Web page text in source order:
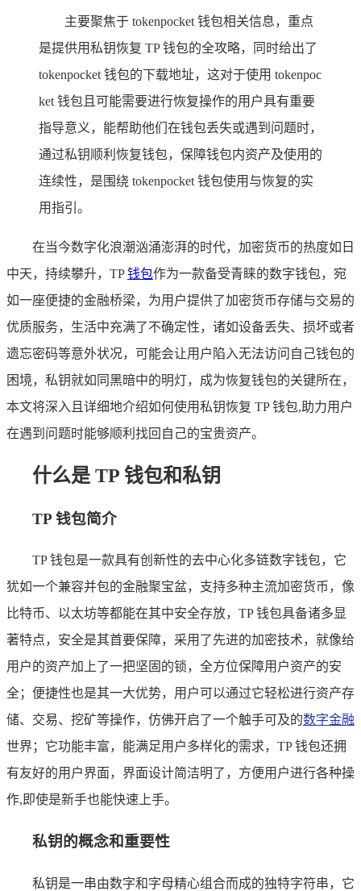
主要聚焦于 tokenpocket 钱包相关信息，重点
是提供用私钥恢复 TP 钱包的全攻略，同时给出了
tokenpocket 钱包的下载地址，这对于使用 tokenpoc
ket 钱包且可能需要进行恢复操作的用户具有重要
指导意义，能帮助他们在钱包丢失或遇到问题时，
通过私钥顺利恢复钱包，保障钱包内资产及使用的
连续性，是围绕 tokenpocket 钱包使用与恢复的实
用指引。
在当今数字化浪潮汹涌澎湃的时代，加密货币的热度如日
中天，持续攀升，TP钱包作为一款备受青睐的数字钱包，宛
如一座便捷的金融桥梁，为用户提供了加密货币存储与交易的
优质服务，生活中充满了不确定性，诸如设备丢失、损坏或者
遗忘密码等意外状况，可能会让用户陷入无法访问自己钱包的
困境，私钥就如同黑暗中的明灯，成为恢复钱包的关键所在，
本文将深入且详细地介绍如何使用私钥恢复 TP 钱包,助力用户
在遇到问题时能够顺利找回自己的宝贵资产。
什么是 TP 钱包和私钥
TP 钱包简介
TP 钱包是一款具有创新性的去中心化多链数字钱包，它
犹如一个兼容并包的金融聚宝盆，支持多种主流加密货币，像
比特币、以太坊等都能在其中安全存放，TP 钱包具备诸多显
著特点，安全是其首要保障，采用了先进的加密技术，就像给
用户的资产加上了一把坚固的锁，全方位保障用户资产的安
全；便捷性也是其一大优势，用户可以通过它轻松进行资产存
储、交易、挖矿等操作，仿佛开启了一个触手可及的数字金融
世界；它功能丰富，能满足用户多样化的需求，TP 钱包还拥
有友好的用户界面，界面设计简洁明了，方便用户进行各种操
作,即使是新手也能快速上手。
私钥的概念和重要性
私钥是一串由数字和字母精心组合而成的独特字符串，它